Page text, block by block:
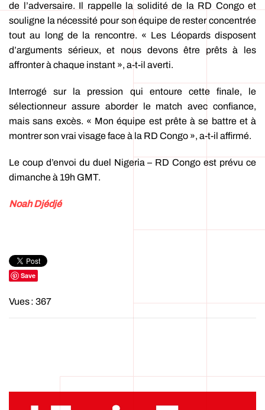
de l’adversaire. Il rappelle la solidité de la RD Congo et
souligne la nécessité pour son équipe de rester concentrée
tout au long de la rencontre. « Les Léopards disposent
d’arguments sérieux, et nous devons être prêts à les
affronter à chaque instant », a-t-il averti.
Interrogé sur la pression qui entoure cette finale, le
sélectionneur assure aborder le match avec confiance,
mais sans excès. « Mon équipe est prête à se battre et à
montrer son vrai visage face à la RD Congo », a-t-il affirmé.
Le coup d’envoi du duel Nigeria – RD Congo est prévu ce
dimanche à 19h GMT.
Noah Djédjé
Save
Vues : 367